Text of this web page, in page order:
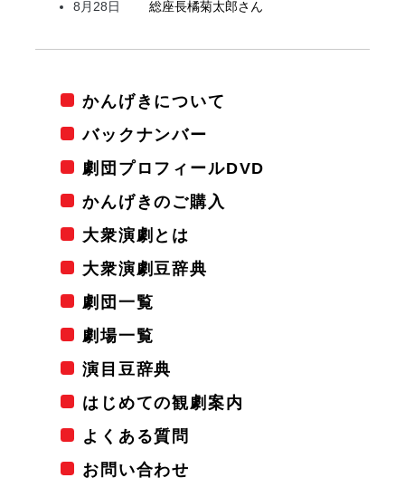
8月28日
総座長橘菊太郎さん
かんげきについて
バックナンバー
劇団プロフィールDVD
かんげきのご購入
大衆演劇とは
大衆演劇豆辞典
劇団一覧
劇場一覧
演目豆辞典
はじめての観劇案内
よくある質問
お問い合わせ